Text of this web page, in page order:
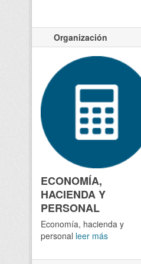
Organización
ECONOMÍA,
HACIENDA Y
PERSONAL
Economía, hacienda y
personal leer más